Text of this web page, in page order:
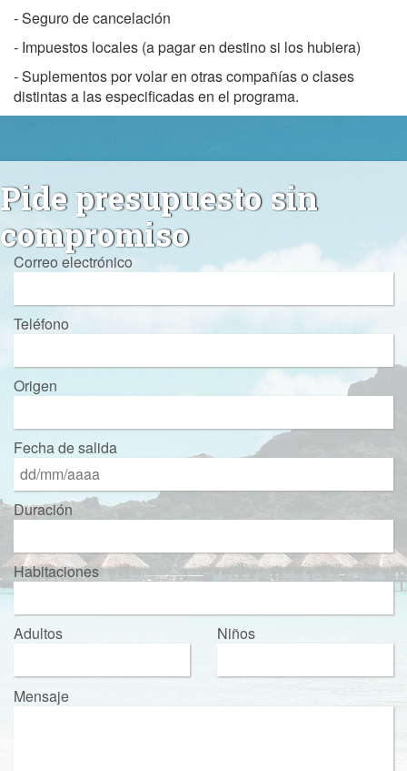
- Seguro de cancelación
- Impuestos locales (a pagar en destino si los hubiera)
- Suplementos por volar en otras compañías o clases
distintas a las especificadas en el programa.
Pide presupuesto sin
compromiso
Correo electrónico
Teléfono
Origen
Fecha de salida
Duración
Habitaciones
Adultos Niños
Mensaje